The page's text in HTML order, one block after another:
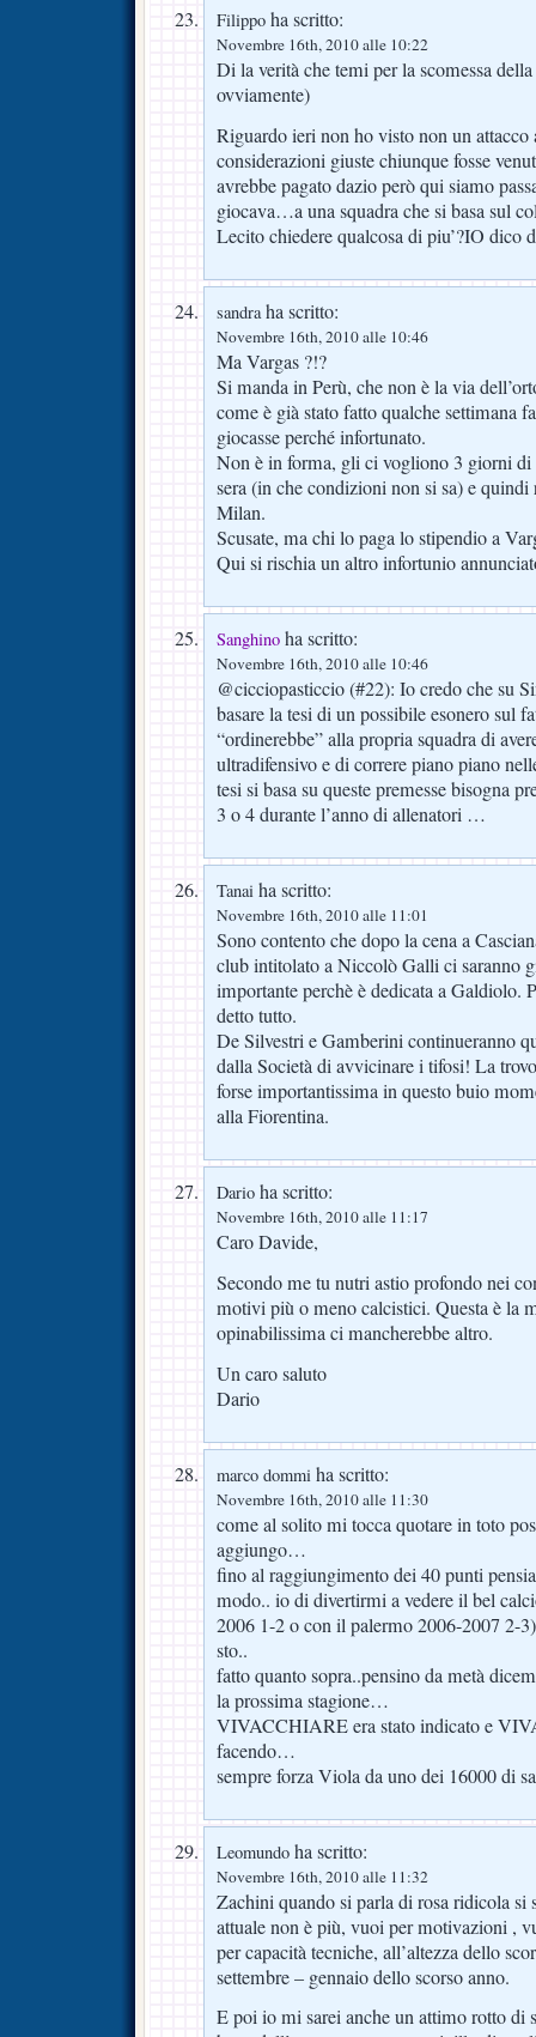
Filippo ha scritto:
Novembre 16th, 2010 alle 10:22
Di la verità che temi per la scomessa
ovviamente)
Riguardo ieri non ho visto non un attacco
considerazioni giuste chiunque fosse
avrebbe pagato dazio però qui siamo
giocava…a una squadra che si basa sul
Lecito chiedere qualcosa di piu’?IO dico
sandraha scritto:
Novembre 16th, 2010 alle 10:46
Ma Vargas ?!?
Si manda in Perù, che non è la via
come è già stato fatto qualche settimana
giocasse perché infortunato.
Non è in forma, gli ci vogliono 3 giorni di
sera (in che condizioni non si sa) e
Milan.
Scusate, ma chi lo paga lo stipendio a
Qui si rischia un altro infortunio
Sanghino ha scritto:
Novembre 16th, 2010 alle 10:46
@cicciopasticcio (#22): Io credo che su
basare la tesi di un possibile esonero sul
“ordinerebbe” alla propria squadra di
ultradifensivo e di correre piano piano
tesi si basa su queste premesse bisogna
3 o 4 durante l’anno di allenatori …
Tanai ha scritto:
Novembre 16th, 2010 alle 11:01
Sono contento che dopo la cena a
club intitolato a Niccolò Galli ci saranno
importante perchè è dedicata a Galdiolo.
detto tutto.
De Silvestri e Gamberini continueranno
dalla Società di avvicinare i tifosi! La
forse importantissima in questo buio
alla Fiorentina.
Dario ha scritto:
Novembre 16th, 2010 alle 11:17
Caro Davide,
Secondo me tu nutri astio profondo nei
motivi più o meno calcistici. Questa è la
opinabilissima ci mancherebbe altro.
Un caro saluto
Dario
marco dommi ha scritto:
Novembre 16th, 2010 alle 11:30
come al solito mi tocca quotare in toto
aggiungo…
fino al raggiungimento dei 40 punti
modo.. io di divertirmi a vedere il bel
2006 1-2 o con il palermo 2006-2007 2-
sto..
fatto quanto sopra..pensino da metà
la prossima stagione…
VIVACCHIARE era stato indicato e
facendo…
sempre forza Viola da uno dei 16000 di
Leomundo ha scritto:
Novembre 16th, 2010 alle 11:32
Zachini quando si parla di rosa ridicola si
attuale non è più, vuoi per motivazioni ,
per capacità tecniche, all’altezza dello
settembre – gennaio dello scorso anno.
E poi io mi sarei anche un attimo rotto di